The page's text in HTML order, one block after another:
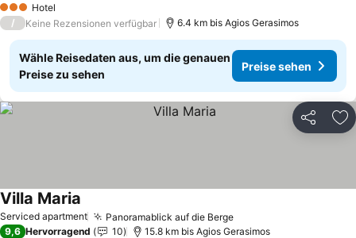
3 SterneHotel
/ Keine Rezensionen verfügbar 6.4 km bis Agios Gerasimos
Wähle Reisedaten aus, um die genauen
Preise zu sehen
Preise sehen
Teilen
Serviced apartment Panoramablick auf die BergePreise sehen
Villa Maria
9,6 Hervorragend 10 15.8 km bis Agios Gerasimos